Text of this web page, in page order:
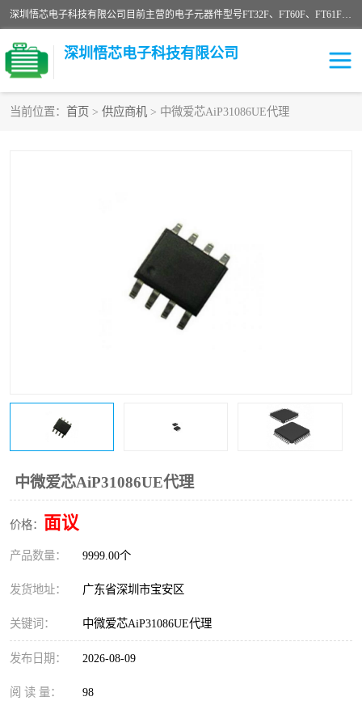
深圳悟芯电子科技有限公司目前主营的电子元器件型号FT32F、FT60F、FT61F、FT62F、FT64F、FT61FC、MCU EEPROM MOS LDO 稳压管 触摸IC DC-DC AC-DC 协议IC等，广泛应用于LED射灯、LED日光灯、等诸多领域。
深圳悟芯电子科技有限公司
当前位置： 首页 > 供应商机 > 中微爱芯AiP31086UE代理
中微爱芯AiP31086UE代理
价格： 面议
产品数量： 9999.00个
发货地址： 广东省深圳市宝安区
关键词： 中微爱芯AiP31086UE代理
发布日期： 2026-08-09
阅 读 量： 98
FT61F
FT64F
FT61F022
FT61F021